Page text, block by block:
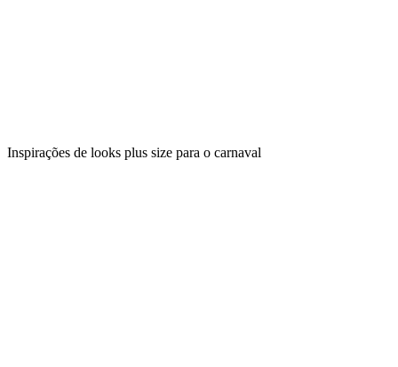
Inspirações de looks plus size para o carnaval